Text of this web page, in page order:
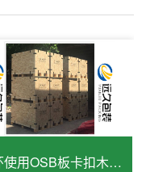
循环使用OSB板卡扣木箱出口免检